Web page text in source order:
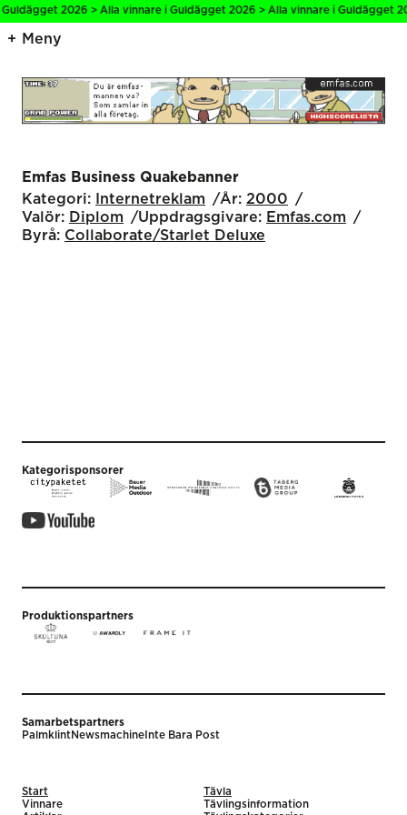
2026 > Alla vinnare i Guldägget 2026 > Alla vinnare i Guldägget
Meny
Emfas Business Quakebanner
Kategori:
Internet­reklam År: 2000
Valör: Diplom Uppdragsgivare: Emfas.com
Byrå: Collaborate/Starlet Deluxe
Kategorisponsorer
Produktionspartners
Samarbetspartners
PalmklintNewsmachine Inte Bara Post
Start
Vinnare
Tävla
Tävlingsinformation